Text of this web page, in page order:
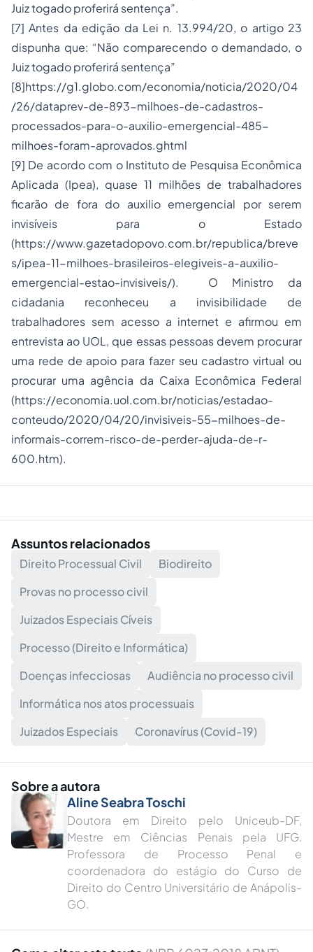
Juiz togado proferirá sentença”.
[7] Antes da edição da Lei n. 13.994/20, o artigo 23
dispunha que: “Não comparecendo o demandado, o
Juiz togado proferirá sentença”
[8]https://g1.globo.com/economia/noticia/2020/04
/26/dataprev-de-893-milhoes-de-cadastros-
processados-para-o-auxilio-emergencial-485-
milhoes-foram-aprovados.ghtml
[9] De acordo com o Instituto de Pesquisa Econômica
Aplicada (Ipea), quase 11 milhões de trabalhadores
ficarão de fora do auxilio emergencial por serem
invisíveis para o Estado
(https://www.gazetadopovo.com.br/republica/breve
s/ipea-11-milhoes-brasileiros-elegiveis-a-auxilio-
emergencial-estao-invisiveis/). O Ministro da
cidadania reconheceu a invisibilidade de
trabalhadores sem acesso a internet e afirmou em
entrevista ao UOL, que essas pessoas devem procurar
uma rede de apoio para fazer seu cadastro virtual ou
procurar uma agência da Caixa Econômica Federal
(https://economia.uol.com.br/noticias/estadao-
conteudo/2020/04/20/invisiveis-55-milhoes-de-
informais-correm-risco-de-perder-ajuda-de-r-
600.htm).
Assuntos relacionados
Direito Processual Civil
Biodireito
Provas no processo civil
Juizados Especiais Cíveis
Processo (Direito e Informática)
Doenças infecciosas
Audiência no processo civil
Informática nos atos processuais
Juizados Especiais
Coronavírus (Covid-19)
Sobre a autora
Aline Seabra Toschi
Doutora em Direito pelo Uniceub-DF,
Mestre em Ciências Penais pela UFG.
Professora de Processo Penal e
coordenadora do estágio do Curso de
Direito do Centro Universitário de Anápolis-
GO.